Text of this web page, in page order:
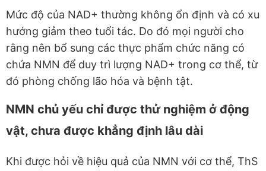
Mức độ của NAD+ thường không ổn định và có xu
hướng giảm theo tuổi tác. Do đó mọi người cho
rằng nên bổ sung các thực phẩm chức năng có
chứa NMN để duy trì lượng NAD+ trong cơ thể, từ
đó phòng chống lão hóa và bệnh tật.
NMN chủ yếu chỉ được thử nghiệm ở động
vật, chưa được khẳng định lâu dài
Khi được hỏi về hiệu quả của NMN với cơ thể, ThS